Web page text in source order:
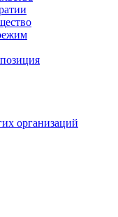
организаций